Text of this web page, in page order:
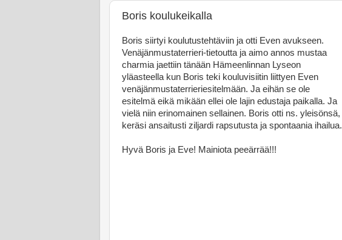
Boris koulukeikalla
Boris siirtyi koulutustehtäviin ja otti Even avukseen.
Venäjänmustaterrieri-tietoutta ja aimo annos mustaa
charmia jaettiin tänään Hämeenlinnan Lyseon
yläasteella kun Boris teki kouluvisiitin liittyen Even
venäjänmustaterrieriesitelmään. Ja eihän se ole
esitelmä eikä mikään ellei ole lajin edustaja paikalla. Ja
vielä niin erinomainen sellainen. Boris otti ns. yleisönsä,
keräsi ansaitusti ziljardi rapsutusta ja spontaania ihailua.
Hyvä Boris ja Eve! Mainiota peeärrää!!!